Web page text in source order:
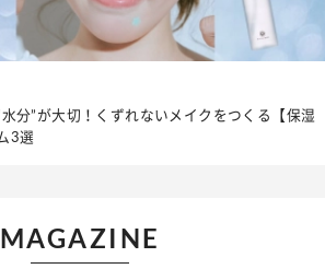
”が大切！くずれないメイクをつくる【保湿
MAGAZINE